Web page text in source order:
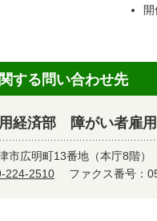
する問い合わせ先
経済部 障がい者雇
市広明町13番地（本庁8階）
224-2510 ファクス番号：